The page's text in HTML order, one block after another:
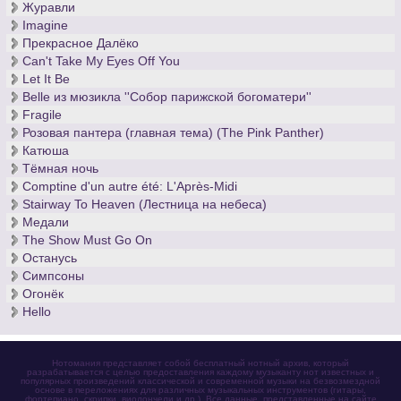
скрипачом мира.
Никколо Паганини писал не только для скрипки, а также для
гитары. Скачать ноты
каприсов для скрипки солои других произведений вы
можете здесь.
Журавли
Imagine
Прекрасное Далёко
Can't Take My Eyes Off You
Let It Be
Belle из мюзикла ''Собор парижской богоматери''
Fragile
Розовая пантера (главная тема) (The Pink Panther)
Катюша
Тёмная ночь
Comptine d'un autre été: L'Après-Midi
Stairway To Heaven (Лестница на небеса)
Медали
The Show Must Go On
Останусь
Симпсоны
Огонёк
Hello
Нотомания представляет собой бесплатный нотный архив, который
разрабатывается с целью предоставления каждому музыканту нот известных и
популярных произведений классической и современной музыки на безвозмездной
основе в переложениях для различных музыкальных инструментов (гитары,
фортепиано, скрипки, виолончели и др.). Все данные, представленные на сайте